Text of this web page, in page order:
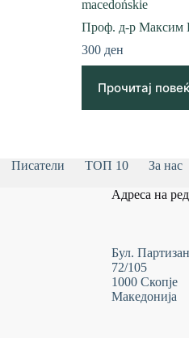
macedońskie
Проф. д-р Максим
300 ден
Прочитај
Писатели ТОП 10
За нас
Адреса на
Бул.
72/105
1000 Скопје
Македонија